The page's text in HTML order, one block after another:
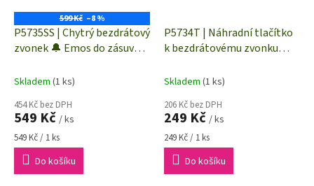
599 Kč –8 %
P5735SS | Chytrý bezdrátový
zvonek 🔔 Emos do zásuvky
150 m | stříbrná
Skladem (1 ks)
454 Kč bez DPH
549 Kč / ks
Měrná
cena:
549 Kč / 1 ks
Do košíku
P5734T | Náhradní tlačítko
k bezdrátovému zvonku
m | bílá
Skladem (1 ks)
206 Kč bez DPH
249 Kč / ks
Měrná
cena:
249 Kč / 1 ks
Do košíku